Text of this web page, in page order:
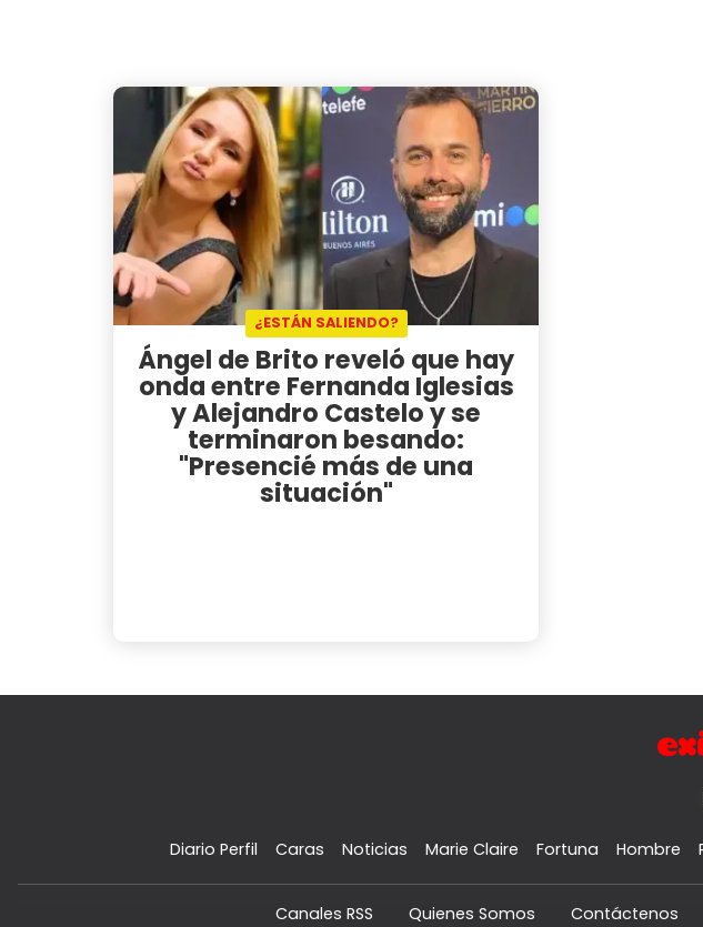
¿ESTÁN SALIENDO?
Ángel de Brito reveló que hay
onda entre Fernanda Iglesias
y Alejandro Castelo y se
terminaron besando:
"Presencié más de una
situación"
Diario Perfil Caras Noticias Marie Claire Fortuna Hombre
Canales RSS Quienes Somos Contáctenos